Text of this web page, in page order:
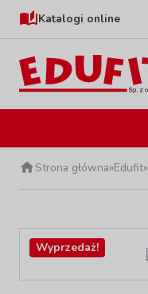
Katalogi online
Strona główna»Edufit»
Wyprzedaż!